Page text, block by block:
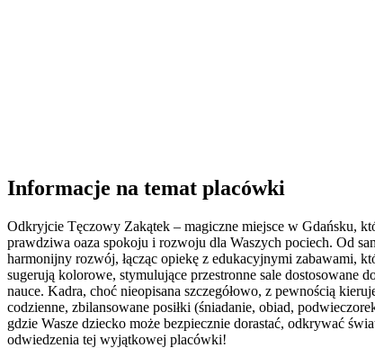
Informacje na temat placówki
Odkryjcie Tęczowy Zakątek – magiczne miejsce w Gdańsku,
prawdziwa oaza spokoju i rozwoju dla Waszych pociech. Od
harmonijny rozwój, łącząc opiekę z edukacyjnymi zabawami,
sugerują kolorowe, stymulujące przestronne sale
nauce. Kadra, choć nieopisana szczegółowo, z pewnością
codzienne, zbilansowane posiłki (śniadanie, obiad,
gdzie Wasze dziecko może bezpiecznie dorastać, odkrywać
odwiedzenia tej wyjątkowej placówki!